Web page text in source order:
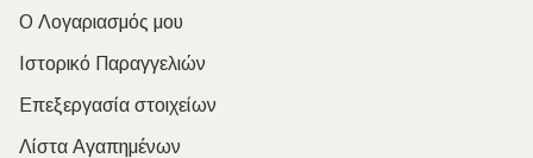
Ο Λογαριασμός μου
Ιστορικό Παραγγελιών
Επεξεργασία στοιχείων
Λίστα Αγαπημένων